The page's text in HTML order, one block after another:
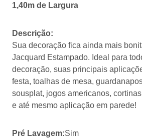
1,40m de Largura
Descrição:
Sua decoração fica ainda mais
Jacquard Estampado. Ideal para
decoração, suas principais
festa, toalhas de mesa,
sousplat, jogos americanos,
e até mesmo aplicação em parede!
Pré Lavagem:Sim